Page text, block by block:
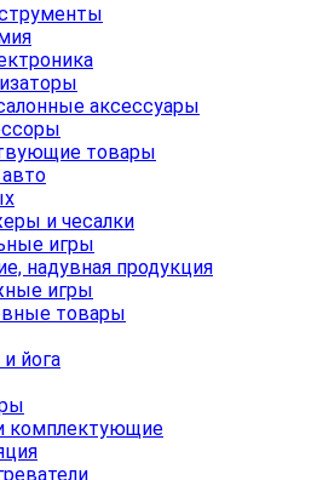
аксессуары
товары
и чесалки
игры
надувная продукция
игры
товары
йога
комплектующие